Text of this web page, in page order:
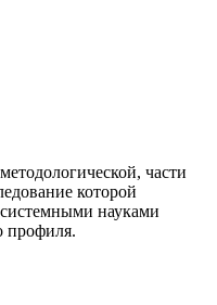
части
которой
науками
профиля.